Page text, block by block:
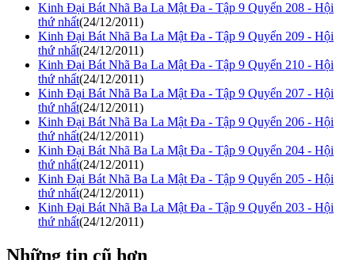
Kinh Đại Bát Nhã Ba La Mật Đa - Tập 9 Quyển 208 - Hội
thứ nhất(24/12/2011)
Kinh Đại Bát Nhã Ba La Mật Đa - Tập 9 Quyển 209 - Hội
thứ nhất(24/12/2011)
Kinh Đại Bát Nhã Ba La Mật Đa - Tập 9 Quyển 210 - Hội
thứ nhất(24/12/2011)
Kinh Đại Bát Nhã Ba La Mật Đa - Tập 9 Quyển 207 - Hội
thứ nhất(24/12/2011)
Kinh Đại Bát Nhã Ba La Mật Đa - Tập 9 Quyển 206 - Hội
thứ nhất(24/12/2011)
Kinh Đại Bát Nhã Ba La Mật Đa - Tập 9 Quyển 204 - Hội
thứ nhất(24/12/2011)
Kinh Đại Bát Nhã Ba La Mật Đa - Tập 9 Quyển 205 - Hội
thứ nhất(24/12/2011)
Kinh Đại Bát Nhã Ba La Mật Đa - Tập 9 Quyển 203 - Hội
thứ nhất(24/12/2011)
Những tin cũ hơn